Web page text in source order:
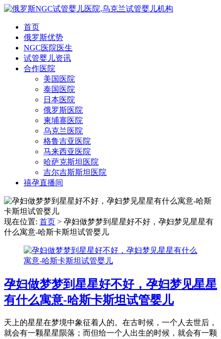
首页
俄罗斯优势
NGC医院医生
试管婴儿资讯
合作医院
美国医院
泰国医院
日本医院
俄罗斯医院
柬埔寨医院
乌克兰医院
格鲁吉亚医院
马来西亚医院
哈萨克斯坦医院
吉尔吉斯斯坦医院
禧孕直播间
现在位置: 首页 > 孕妇做梦梦到星星好不好，孕妇梦见星星有
什么寓意-哈斯卡斯坦试管婴儿
孕妇做梦梦到星星好不好，孕妇梦见星星
有什么寓意-哈斯卡斯坦试管婴儿
天上的星星在梦境中象征着人的。在古时候，一个人去世后，
就会有一颗星星陨落；而但给一个人出生的时候，就会有一颗